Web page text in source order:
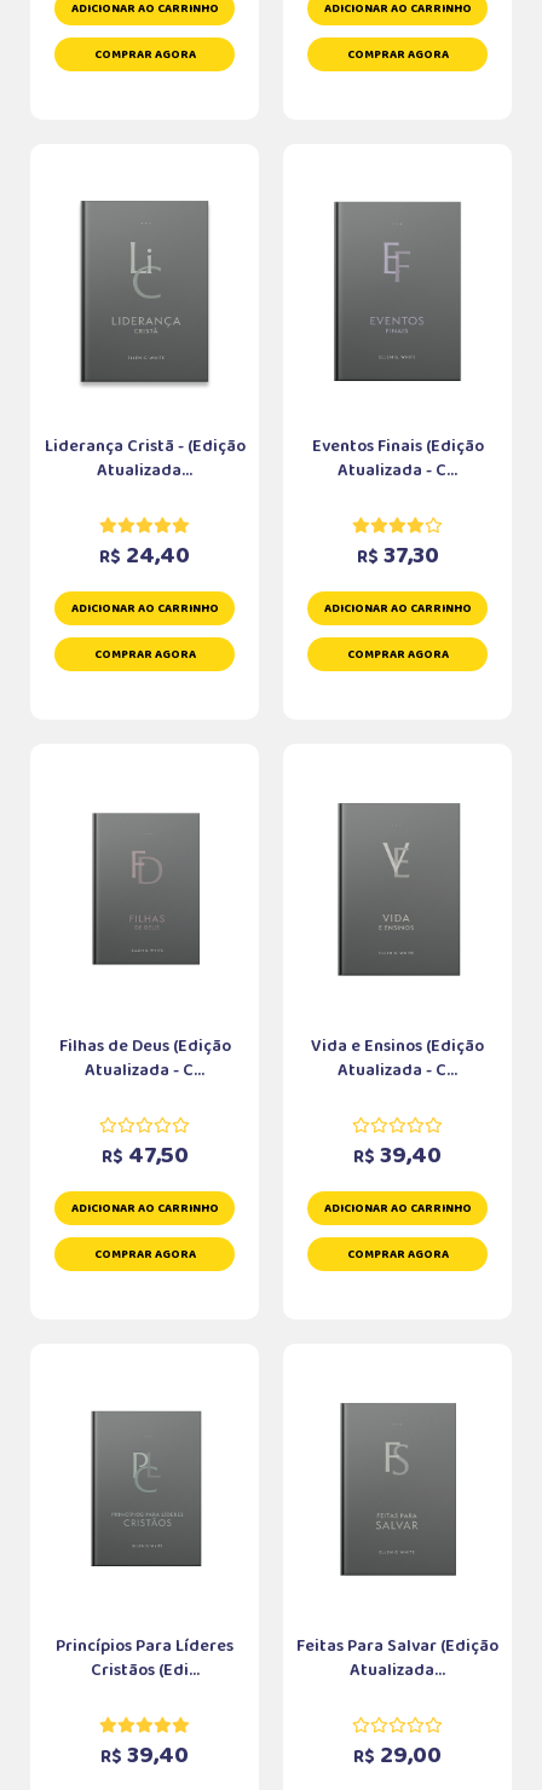
ADICIONAR AO CARRINHO
COMPRAR AGORA
ADICIONAR AO CARRINHO
COMPRAR AGORA
Liderança Cristã - (Edição
Atualizada...
R$ 24,40
ADICIONAR AO CARRINHO
COMPRAR AGORA
Eventos Finais (Edição
Atualizada - C...
R$ 37,30
ADICIONAR AO CARRINHO
COMPRAR AGORA
Filhas de Deus (Edição
Atualizada - C...
R$ 47,50
ADICIONAR AO CARRINHO
COMPRAR AGORA
Vida e Ensinos (Edição
Atualizada - C...
R$ 39,40
ADICIONAR AO CARRINHO
COMPRAR AGORA
Princípios Para Líderes
Cristãos (Edi...
R$ 39,40
Feitas Para Salvar (Edição
Atualizada...
R$ 29,00